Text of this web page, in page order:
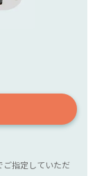
ご指定していただ